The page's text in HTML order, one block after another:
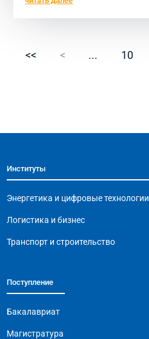
<< < ... 10
Институты
Энергетика и цифровые технологии
Логистика и бизнес
Транспорт и строительство
Поступление
Бакалавриат
Магистратура